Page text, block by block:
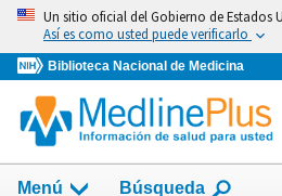
Omita
vaya
al
Contenido
Un sitio oficial del Gobierno de Estados
Así es como usted puede verificarlo
Biblioteca Nacional de Medicina
Menú Búsqueda